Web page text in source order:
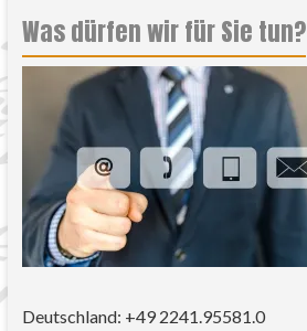
Was dürfen wir für Sie tun?
Deutschland: +49 2241.95581.0